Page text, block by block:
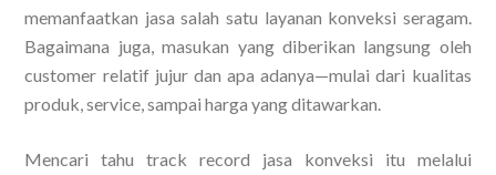
memanfaatkan jasa salah satu layanan konveksi seragam.
Bagaimana juga, masukan yang diberikan langsung oleh
customer relatif jujur dan apa adanya—mulai dari kualitas
produk, service, sampai harga yang ditawarkan.
Mencari tahu track record jasa konveksi itu melalui